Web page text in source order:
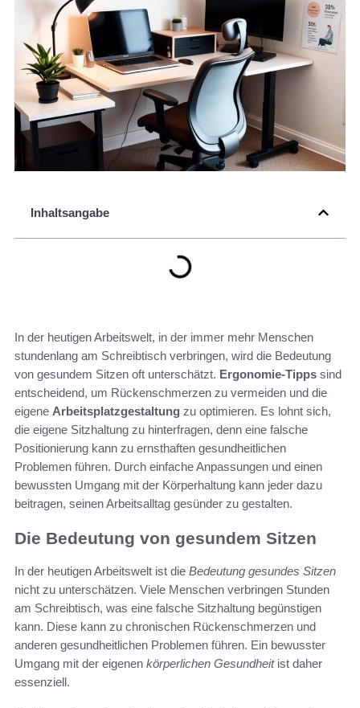
Inhaltsangabe
In der heutigen Arbeitswelt, in der immer mehr Menschen
stundenlang am Schreibtisch verbringen, wird die Bedeutung
von gesundem Sitzen oft unterschätzt. Ergonomie-Tipps sind
entscheidend, um Rückenschmerzen zu vermeiden und die
eigene Arbeitsplatzgestaltung zu optimieren. Es lohnt sich,
die eigene Sitzhaltung zu hinterfragen, denn eine falsche
Positionierung kann zu ernsthaften gesundheitlichen
Problemen führen. Durch einfache Anpassungen und einen
bewussten Umgang mit der Körperhaltung kann jeder dazu
beitragen, seinen Arbeitsalltag gesünder zu gestalten.
Die Bedeutung von gesundem Sitzen
In der heutigen Arbeitswelt ist die Bedeutung gesundes Sitzen
nicht zu unterschätzen. Viele Menschen verbringen Stunden
am Schreibtisch, was eine falsche Sitzhaltung begünstigen
kann. Diese kann zu chronischen Rückenschmerzen und
anderen gesundheitlichen Problemen führen. Ein bewusster
Umgang mit der eigenen körperlichen Gesundheitist daher
essenziell.